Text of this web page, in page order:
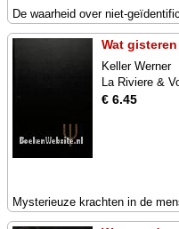
De waarheid over niet-
Wat
Keller Werner
La Riviere &
€ 6.45
Mysterieuze krachten in de